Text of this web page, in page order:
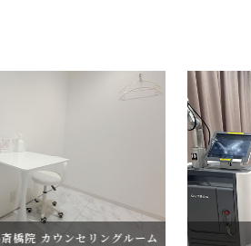
ウンセリングルーム